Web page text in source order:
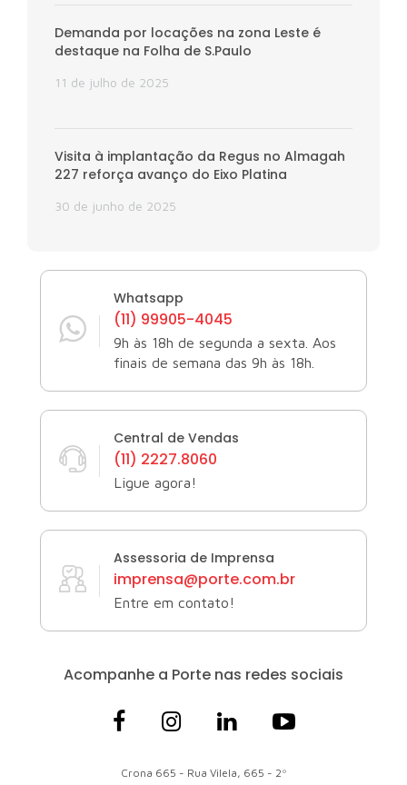
Demanda por locações na zona Leste é
destaque na Folha de S.Paulo
11 de julho de 2025
Visita à implantação da Regus no Almagah
227 reforça avanço do Eixo Platina
30 de junho de 2025
Whatsapp
(11) 99905-4045
9h às 18h de segunda a sexta. Aos
finais de semana das 9h às 18h.
Central de Vendas
(11) 2227.8060
Ligue agora!
Assessoria de Imprensa
imprensa@porte.com.br
Entre em contato!
Acompanhe a Porte nas redes sociais
Crona 665 - Rua Vilela, 665 - 2º